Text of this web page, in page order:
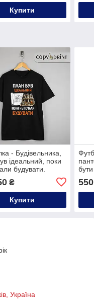
Купити
- Будівельника,
ідеальний, поки
будувати.
₴
Купити
550
Україна